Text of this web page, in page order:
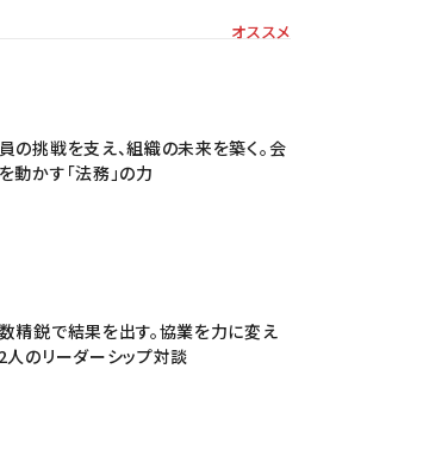
オススメ
の挑戦を支え、組織の未来を築く。会
動かす「法務」の力
精鋭で結果を出す。協業を力に変え
人のリーダーシップ対談